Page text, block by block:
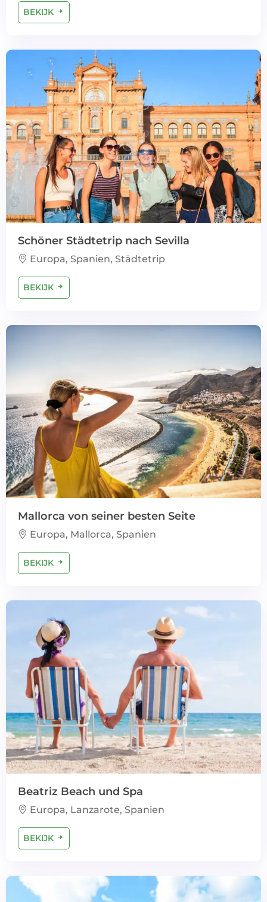
BEKIJK
Schöner Städtetrip nach Sevilla
Europa, Spanien, Städtetrip
BEKIJK
Mallorca von seiner besten Seite
Europa, Mallorca, Spanien
BEKIJK
Beatriz Beach und Spa
Europa, Lanzarote, Spanien
BEKIJK